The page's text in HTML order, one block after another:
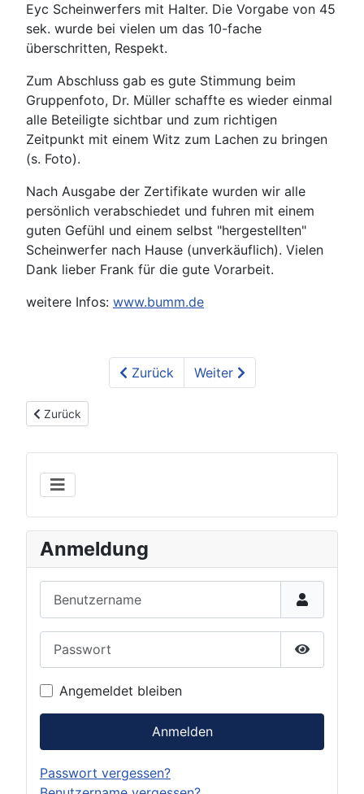
Anmeldung
Show
Angemeldet bleiben
Anmelden
Passwort vergessen?
Eyc Scheinwerfers mit Halter. Die Vorgabe von 45
sek. wurde bei vielen um das 10-fache
überschritten, Respekt.
Zum Abschluss gab es gute Stimmung beim
Gruppenfoto, Dr. Müller schaffte es wieder einmal
alle Beteiligte sichtbar und zum richtigen
Zeitpunkt mit einem Witz zum Lachen zu bringen
(s. Foto).
Nach Ausgabe der Zertifikate wurden wir alle
persönlich verabschiedet und fuhren mit einem
guten Gefühl und einem selbst "hergestellten"
Scheinwerfer nach Hause (unverkäuflich). Vielen
Dank lieber Frank für die gute Vorarbeit.
weitere Infos: www.bumm.de
Zurück Weiter
Vorheriger Beitrag: Fortbildungen Fahrradtechnik 2025-2026
Zurück